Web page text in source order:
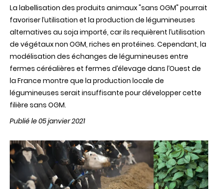
La labellisation des produits animaux "sans OGM" pourrait
favoriser l’utilisation et la production de légumineuses
alternatives au soja importé, car ils requièrent l’utilisation
de végétaux non OGM, riches en protéines. Cependant, la
modélisation des échanges de légumineuses entre
fermes céréalières et fermes d’élevage dans l’Ouest de
la France montre que la production locale de
légumineuses serait insuffisante pour développer cette
filière sans OGM.
Publié le 05 janvier 2021